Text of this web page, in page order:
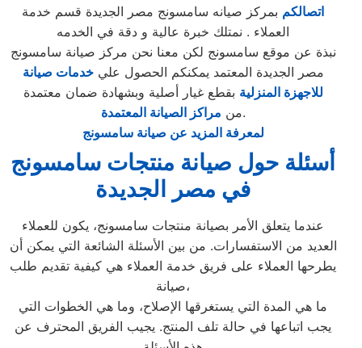
اتصالكم بمركز صيانه سامسونج مصر الجديدة قسم خدمة
العملاء . نمتلك خبرة عالية و دقة في الخدمه
نبذة عن موقع سامسونج لكن معنا نحن مركز صيانة سامسونج
مصر الجديدة المعتمد يمكنكم الحصول عليخدمات صيانة
للاجهزة المنزلية بقطع غيار أصلية وبشهادة ضمان معتمدة
من مراكز الصيانة المعتمدة
.
لمعرفة المزيد عن صيانة سامسونج
أسئلة حول صيانة منتجات سامسونج
في مصر الجديدة
عندما يتعلق الأمر بصيانة منتجات سامسونج، يكون للعملاء
العديد من الاستفسارات. من بين الأسئلة الشائعة التي يمكن أن
يطرحها العملاء على فريق خدمة العملاء هي كيفية تقديم طلب
صيانة،
ما هي المدة التي يستغرقها الإصلاح، وما هي الخطوات التي
يجب اتباعها في حالة تلف المنتج. يجيب الفريق المحترف عن